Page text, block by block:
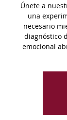
Únete a
una
necesario
diagnóstico
emocional